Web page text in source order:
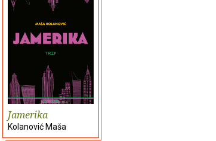
Jamerika
Kolanović Maša